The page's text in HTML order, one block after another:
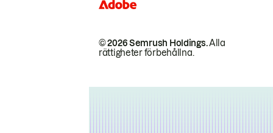
© 2026 Semrush Holdings.Alla
rättigheter förbehållna.